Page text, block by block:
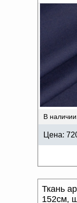
В
Цена:
Ткань
152см,